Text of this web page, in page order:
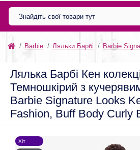
Barbie Ляльки Барбі Barbie
Лялька Барбі Кен
Темношкірий з
Barbie Signature Looks
Fashion, Buff Body Curly
Хіт